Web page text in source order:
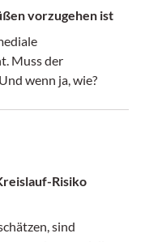
vorzugehen ist
Muss der
wenn ja, wie?
Risiko
sind